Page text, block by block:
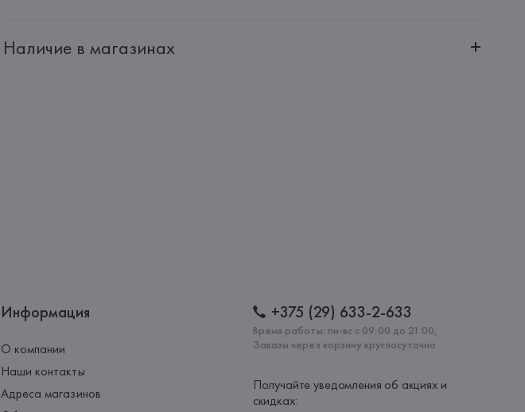
Адрес: Республика Беларусь, 220030, г. Минск, ул. Немига, 5, пом. 39
Наличие в магазинах
Информация
О компании
Наши контакты
Адреса магазинов
+375 (29) 633-2-633
Время работы: пн-вс с 09:00 до 21:00,
Заказы через корзину круглосуточно
Получайте уведомления об акциях и
скидках: